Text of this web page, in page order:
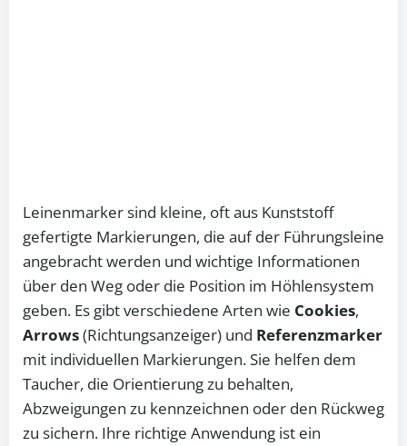
Leinenmarker sind kleine, oft aus Kunststoff
gefertigte Markierungen, die auf der Führungsleine
angebracht werden und wichtige Informationen
über den Weg oder die Position im Höhlensystem
geben. Es gibt verschiedene Arten wie Cookies,
Arrows(Richtungsanzeiger) und Referenzmarker
mit individuellen Markierungen. Sie helfen dem
Taucher, die Orientierung zu behalten,
Abzweigungen zu kennzeichnen oder den Rückweg
zu sichern. Ihre richtige Anwendung ist ein